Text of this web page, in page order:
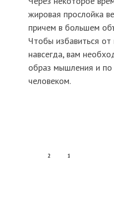
жировая прослойка
причем в большем
Чтобы избавиться от
навсегда, вам
образ мышления и по
человеком.
2 1